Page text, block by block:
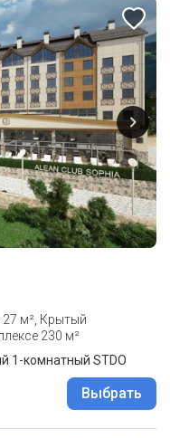
27 м², Крытый
230 м²
1-комнатный STDО
Выбрать